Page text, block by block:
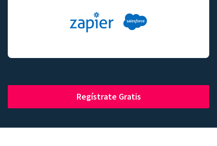
Regístrate Gratis